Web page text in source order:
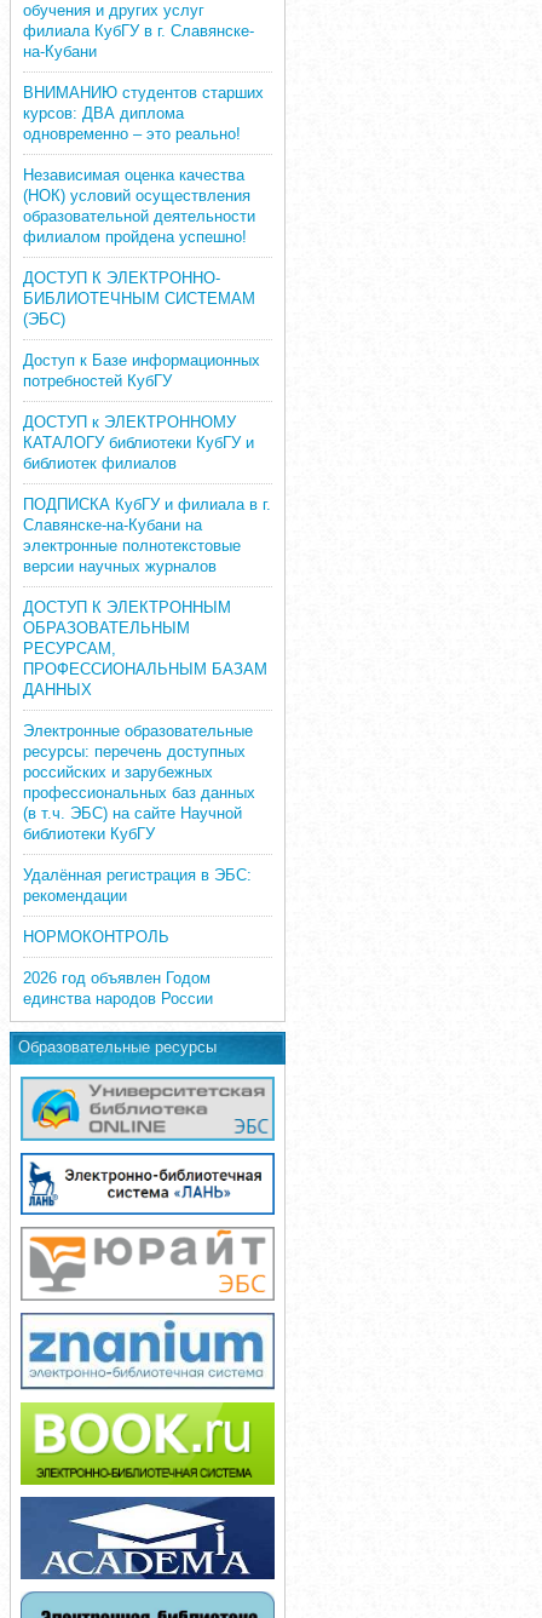
обучения и других услуг
филиала КубГУ в г. Славянске-
на-Кубани
ВНИМАНИЮ студентов старших
курсов: ДВА диплома
одновременно – это реально!
Независимая оценка качества
(НОК) условий осуществления
образовательной деятельности
филиалом пройдена успешно!
ДОСТУП К ЭЛЕКТРОННО-
БИБЛИОТЕЧНЫМ СИСТЕМАМ
(ЭБС)
Доступ к Базе информационных
потребностей КубГУ
ДОСТУП к ЭЛЕКТРОННОМУ
КАТАЛОГУ библиотеки КубГУ и
библиотек филиалов
ПОДПИСКА КубГУ и филиала в г.
Славянске-на-Кубани на
электронные полнотекстовые
версии научных журналов
ДОСТУП К ЭЛЕКТРОННЫМ
ОБРАЗОВАТЕЛЬНЫМ
РЕСУРСАМ,
ПРОФЕССИОНАЛЬНЫМ БАЗАМ
ДАННЫХ
Электронные образовательные
ресурсы: перечень доступных
российских и зарубежных
профессиональных баз данных
(в т.ч. ЭБС) на сайте Научной
библиотеки КубГУ
Удалённая регистрация в ЭБС:
рекомендации
НОРМОКОНТРОЛЬ
2026 год объявлен Годом
единства народов России
Образовательные ресурсы